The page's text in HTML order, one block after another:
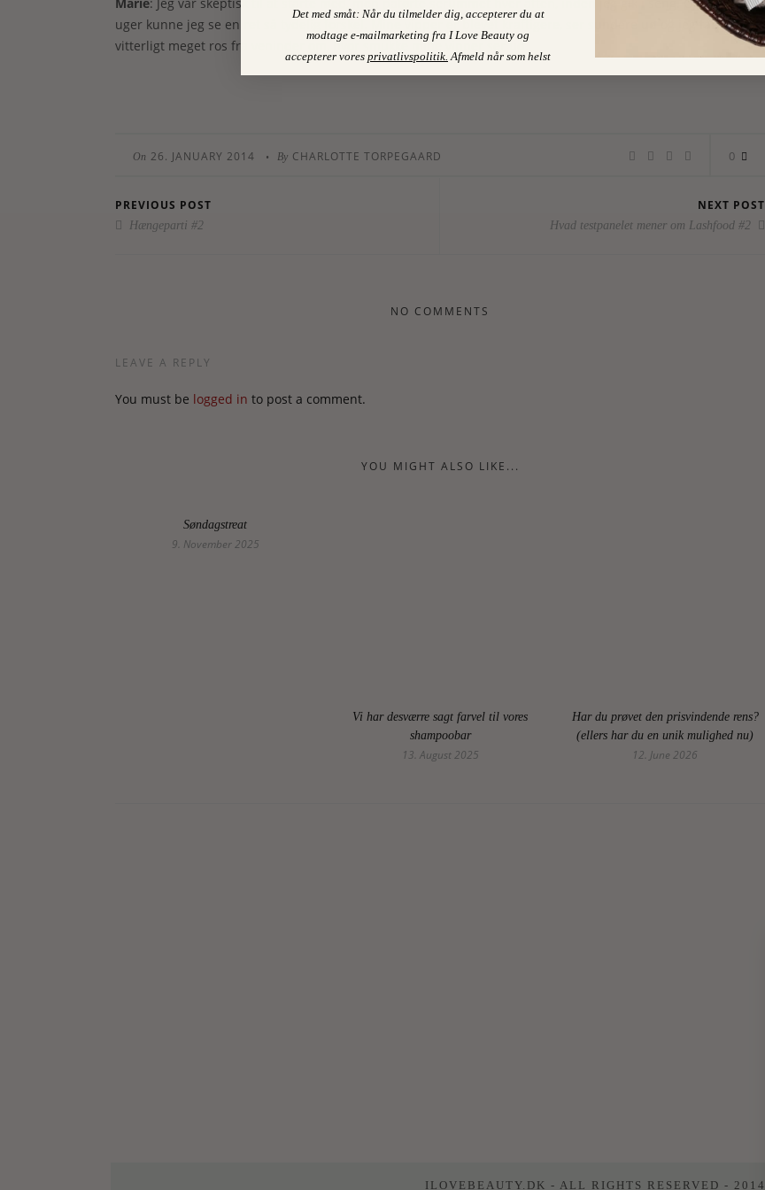
uger kunne jeg se en ret så tydelig forskel. Mine vipper er blevet kraftigere, ser sundere ud og jeg får
vitterligt meget ros fra veninder om, hvor smukke mine vipper ser ud.
On 26. JANUARY 2014 • By CHARLOTTE TORPEGAARD 0
PREVIOUS POST
Hængeparti #2
NEXT POST
Hvad testpanelet mener om Lashfood #2
NO COMMENTS
LEAVE A REPLY
You must be logged in to post a comment.
YOU MIGHT ALSO LIKE...
Søndagstreat
9. November 2025
Vi har desværre sagt farvel til vores
shampoobar
13. August 2025
Har du prøvet den prisvindende rens?
(ellers har du en unik mulighed nu)
12. June 2026
ILOVEBEAUTY.DK - ALL RIGHTS RESERVED - 2014
Det med småt: Når du tilmelder dig, accepterer du at
modtage e-mailmarketing fra I Love Beauty og
accepterer vores privatlivspolitik Afmeld når som helst